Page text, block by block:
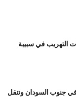
التهريب في سبيبة
في جنوب السودان وتنقل